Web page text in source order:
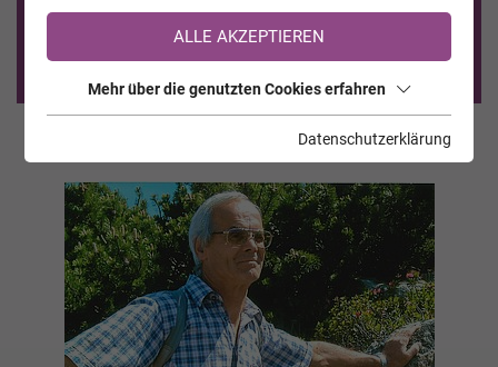
Sie sind noch nicht auf TrauerHilfe.it registriert?
>> zur kostenlosen Registrierung <<
ALLE AKZEPTIEREN
Mehr über die genutzten Cookies erfahren
Datenschutzerklärung